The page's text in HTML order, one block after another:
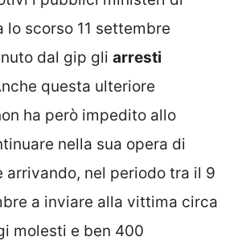
lo scorso 11 settembre
dal gip gli arresti
questa ulteriore
ha però impedito allo
nella sua opera di
arrivando, nel periodo tra il 9
a inviare alla vittima circa
molesti e ben 400